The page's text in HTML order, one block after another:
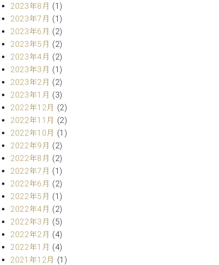
タ
マ
ー
サ
ー
ビ
(
調
律
)
フ
タ
ー
サ
ー
ス
(調
律)
調
律
師
2023年8月 (1)
2023年7月 (1)
2023年6月 (2)
2023年5月 (2)
2023年4月 (2)
2023年3月 (1)
2023年2月 (2)
2023年1月 (3)
2022年12月 (2)
2022年11月 (2)
2022年10月 (1)
2022年9月 (2)
2022年8月 (2)
2022年7月 (1)
2022年6月 (2)
2022年5月 (1)
2022年4月 (2)
2022年3月 (5)
2022年2月 (4)
2022年1月 (4)
2021年12月 (1)